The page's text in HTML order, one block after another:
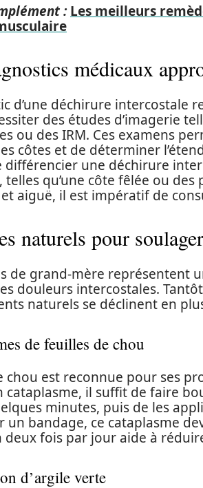
: Les meilleurs
médicaux
d’une déchirure intercostale
des études d’imagerie
ou des IRM. Ces examens
côtes et de déterminer
différencier une déchirure
telles qu’une côte fêlée ou
aiguë, il est impératif de
naturels pour
de grand-mère représentent
douleurs intercostales.
naturels se déclinent en
de feuilles de chou
chou est reconnue pour ses
cataplasme, il suffit de faire
minutes, puis de les
un bandage, ce cataplasme
deux fois par jour aide à
d’argile verte